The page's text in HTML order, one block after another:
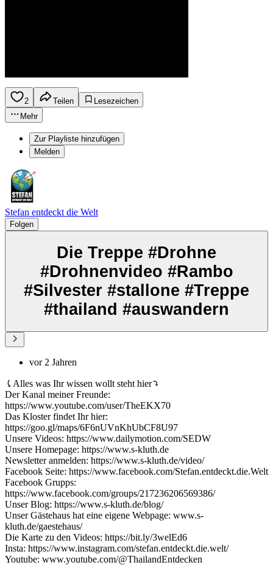
2 Teilen
Lesezeichen
Mehr
Zur Playliste hinzufügen
Melden
Stefan entdeckt die Welt
Folgen
Die Treppe #Drohne
#Drohnenvideo #Rambo
#Silvester #stallone #Treppe
#thailand #auswandern
vor 2 Jahren
⤹Alles was Ihr wissen wollt steht hier⤵︎
Der Kanal meiner Freunde:
https://www.youtube.com/user/TheEKX70
Das Kloster findet Ihr hier:
https://goo.gl/maps/6F6nUVnKhUbCF8U97
Unsere Videos: https://www.dailymotion.com/SEDW
Unsere Homepage: https://www.s-kluth.de
Newsletter anmelden: https://www.s-kluth.de/video/
Facebook Seite: https://www.facebook.com/Stefan.entdeckt.die.Welt
Facebook Grupps:
https://www.facebook.com/groups/217236206569386/
Unser Blog: https://www.s-kluth.de/blog/
Unser Gästehaus hat eine eigene Webpage: www.s-
kluth.de/gaestehaus/
Die Karte zu den Videos: https://bit.ly/3welEd6
Insta: https://www.instagram.com/stefan.entdeckt.die.welt/
Youtube: www.youtube.com/@ThailandEntdecken